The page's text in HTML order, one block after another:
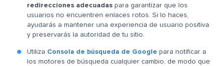
redirecciones adecuadas para garantizar que los
usuarios no encuentren enlaces rotos. Si lo haces,
ayudarás a mantener una experiencia de usuario positiva
y preservarás la autoridad de tu sitio.
Utiliza Consola de búsqueda de Google para notificar a
los motores de búsqueda cualquier cambio, de modo que